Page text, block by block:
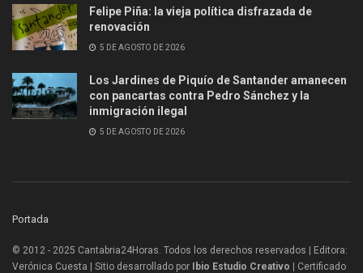
Felipe Piña: la vieja política disfrazada de
renovación
5 DE AGOSTO DE 2026
Los Jardines de Piquío de Santander amanecen
con pancartas contra Pedro Sánchez y la
inmigración ilegal
5 DE AGOSTO DE 2026
Portada
© 2012 - 2025 Cantabria24Horas. Todos los derechos reservados | Editora:
Verónica Cuesta | Sitio desarrollado por Ibio Estudio Creativo | Certificado